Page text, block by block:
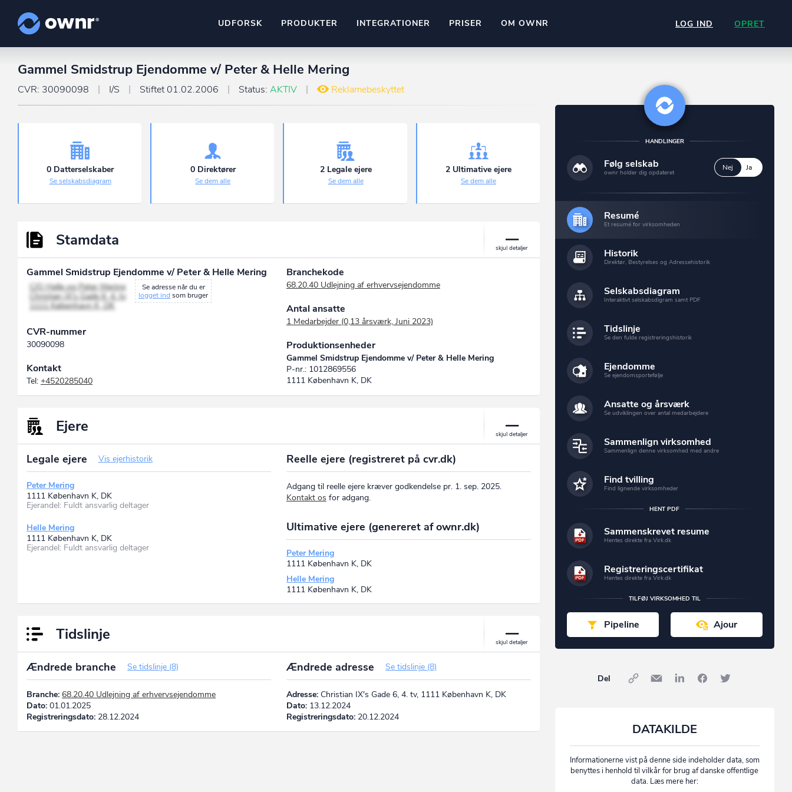
UDFORSK PRODUKTER
ownr Insights
Hold dig opdateret og compliant
ownr Pipeline
Identificer salgsklare kundeemner
INTEGRATIONER
Pipedrive
Kun fantasien sætter grænsen
Ownr ajour goes supersonic
PRISER OM OWNR LOG IND OPRET
Gammel Smidstrup Ejendomme v/ Peter & Helle Mering
CVR: 30090098 I/S Stiftet 01.02.2006 Status: AKTIV Reklamebeskyttet
0 Datterselskaber
Se selskabsdiagram
0 Direktører
Se dem alle
2 Legale ejere
Se dem alle
2 Ultimative ejere
Se dem alle
Stamdata
Gammel Smidstrup Ejendomme v/ Peter & Helle Mering
C/O Helle og Peter Mering
Christian IX's Gade 6, 4. tv
1111 København K, DK
Se adresse når du er
logget ind som bruger
CVR-nummer
30090098
Kontakt
Tel: +4520285040
Branchekode
68.20.40 Udlejning af erhvervsejendomme
Antal ansatte
1 Medarbejder (0,13 årsværk, Juni 2023)
Produktionsenheder
Gammel Smidstrup Ejendomme v/ Peter & Helle Mering
P-nr.: 1012869556
1111 København K, DK
Ejere
Legale ejere Vis ejerhistorik
Peter Mering
1111 København K, DK
Ejerandel: Fuldt ansvarlig deltager
Helle Mering
1111 København K, DK
Ejerandel: Fuldt ansvarlig deltager
Reelle ejere (registreret på cvr.dk)
Adgang til reelle ejere kræver godkendelse pr. 1. sep. 2025.
Kontakt os for adgang.
Ultimative ejere (genereret af ownr.dk)
Peter Mering
1111 København K, DK
Helle Mering
1111 København K, DK
Tidslinje
Ændrede branche Se tidslinje (8)
Branche: 68.20.40 Udlejning af erhvervsejendomme
Dato: 01.01.2025
Registreringsdato: 28.12.2024
Ændrede adresse Se tidslinje (8)
Adresse:Christian IX's Gade 6, 4. tv, 1111 København K, DK
Dato:13.12.2024
Registreringsdato:20.12.2024
HANDLINGER
Følg selskab
ownr holder dig opdateret
Nej Ja
Resumé
Et resumé for virksomheden
Historik
Direktør, Bestyrelses og Adressehistorik
Selskabsdiagram
Interaktivt selskabsdigram samt PDF
Tidslinje
Se den fulde registreringshistorik
Ejendomme
Se ejendomsportefølje
Ansatte og årsværk
Se udviklingen over antal medarbejdere
Sammenlign virksomhed
Sammenlign denne virksomhed med andre
Find tvilling
Find lignende virksomheder
HENT PDF
Sammenskrevet resume
Hentes direkte fra Virk.dk
Registreringscertifikat
Hentes direkte fra Virk.dk
TILFØJ VIRKSOMHED TIL
Pipeline Ajour
Del
DATAKILDE
Informationerne vist på denne side indeholder data, som
benyttes i henhold til vilkår for brug af danske offentlige
data. Læs mere her: